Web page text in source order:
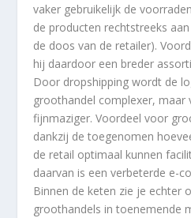
vaker gebruikelijk de
de producten rechtstreeks
de doos van de retailer).
hij daardoor een breder
Door dropshipping wordt de
groothandel complexer,
fijnmaziger. Voordeel voor
dankzij de toegenomen
de retail optimaal kunnen
daarvan is een verbeterde e-
Binnen de keten zie je echter
groothandels in toenemende